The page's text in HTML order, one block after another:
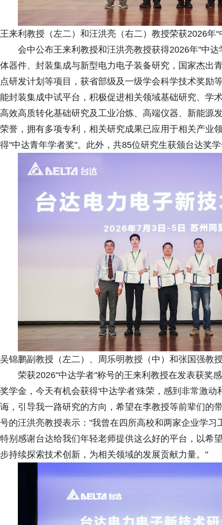
王来利教授（左二）和汪洪亮（右二）教授荣获2026年“
会中公布王来利教授和汪洪亮教授获得2026年"中
体器件、封装集成与新型电力电子装备研究，国家杰出
点研发计划等项目，获省部级及一级学会科学技术奖励
能封装集成中试平台，积极促进相关领域基础研究、学
高效高质转化基础研究及工业冶炼、高端仪器、新能源
荣誉，拥有多项专利，相关研究成果已应用于相关产业
得"中达青年学者奖"。此外，共85位研究生获颁台达奖
吴锦鹏副教授（左二）、周乐明教授（中）和张国强教
荣获2026"中达学者"称号的王来利教授在发表获奖
奖学金，今天有机会获得'中达学者'殊荣，感到非常激
诲，引导我一路研究的方向，希望在李教授等前辈们的
号的汪洪亮教授表示："我曾在四所高校和两家企业学
特别感谢台达给我们年轻老师提供这么好的平台，以希
步持续探索技术创新，为相关领域的发展贡献力量。"